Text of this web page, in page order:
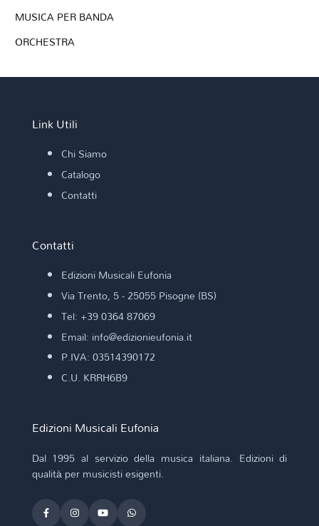
MUSICA PER BANDA
ORCHESTRA
Link Utili
Chi Siamo
Catalogo
Contatti
Contatti
Edizioni Musicali Eufonia
Via Trento, 5 - 25055 Pisogne (BS)
Tel: +39 0364 87069
Email: info@edizionieufonia.it
P.IVA: 03514390172
C.U. KRRH6B9
Edizioni Musicali Eufonia
Dal 1995 al servizio della musica italiana. Edizioni di
qualità per musicisti esigenti.